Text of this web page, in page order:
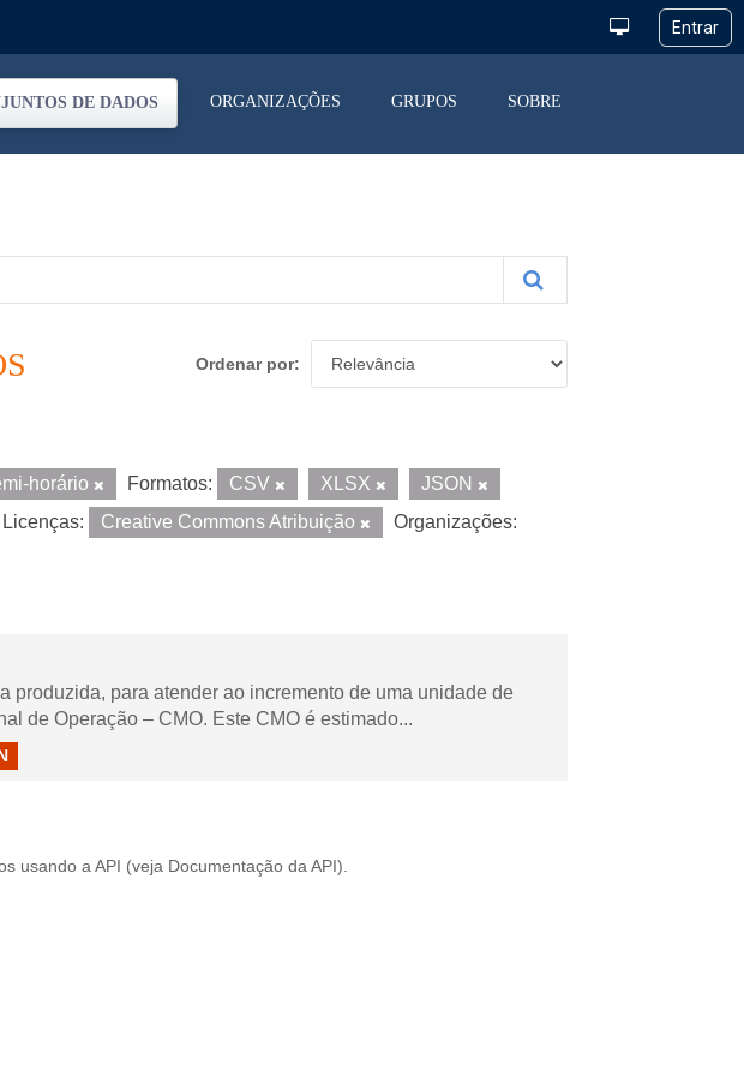
DE DADOS ORGANIZAÇÕES GRUPOS SOBRE
Ordenar por
horário Formatos: CSV XLSX
JSON
Licenças: Creative Commons Atribuição
Organizações:
produzida, para atender ao incremento de uma unidade de
de Operação – CMO. Este CMO é estimado...
usando a API (veja Documentação da API ).